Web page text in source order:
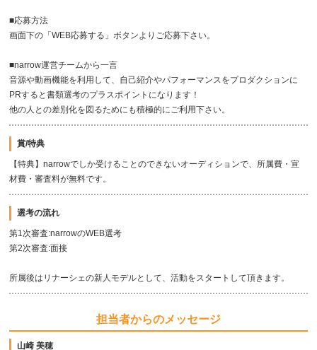
■応募方法
画面下の「WEB応募する」ボタンよりご応募下さい。
■narrow運営チームから一言
音源や動画機能を利用して、自己紹介やパフォーマンスをプロダクションに
PRすると書類選考のプラスポイントになります！
他の人との差別化を図るためにも積極的にご利用下さい。
賞/特典
【特典】narrowでしか受けることのできないオーディションで、所属費・宣
材費・審査料が無料です。
選考の流れ
第1次審査:narrowのWEB選考
第2次審査:面接
所属後はリナーシェの新人モデルとして、活動をスタートして頂きます。
担当者からのメッセージ
山崎 美穂